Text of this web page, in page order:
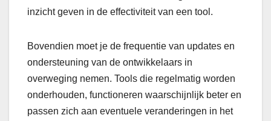
inzicht geven in de effectiviteit van een tool.
Bovendien moet je de frequentie van updates en
ondersteuning van de ontwikkelaars in
overweging nemen. Tools die regelmatig worden
onderhouden, functioneren waarschijnlijk beter en
passen zich aan eventuele veranderingen in het